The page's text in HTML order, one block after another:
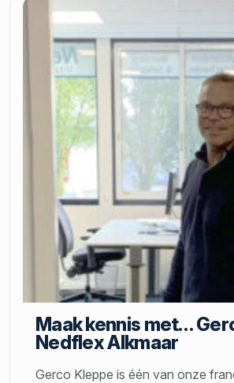
Maak kennis met…
Nedflex Alkmaar
Gerco Kleppe is één van onze